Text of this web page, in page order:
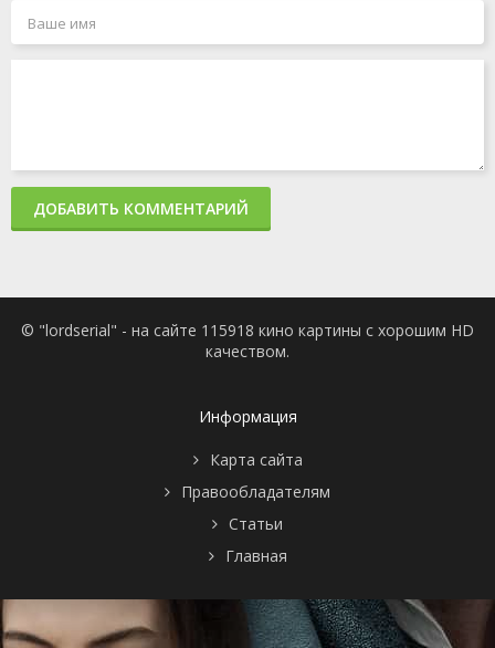
ДОБАВИТЬ КОММЕНТАРИЙ
© "lordserial" - на сайте 115918 кино картины с хорошим HD
качеством.
Информация
Карта сайта
Правообладателям
Статьи
Главная